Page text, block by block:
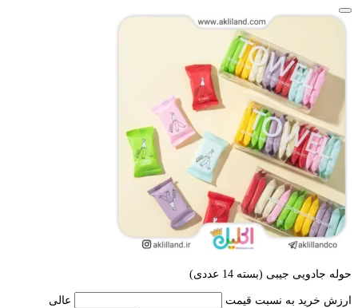
حوله جادویی جیبی (بسته 14 عددی)
ارزش خرید به نسبت قیمت
عالی